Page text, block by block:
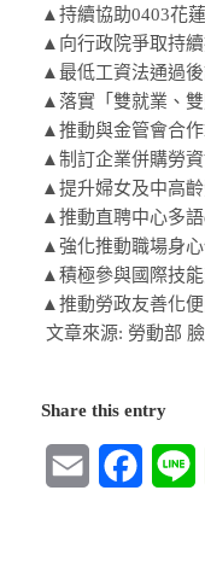
▲持續協助0403花
▲向行政院爭取持
▲最低工資法通過
▲落實「雙就業、
▲推動與金管會合
▲制訂企業併購勞資
▲提升婦女及中高
▲推動直聘中心多
▲強化推動職場身
▲積極參與國際技
▲推動勞政友善化
文章來源: 勞動部
Share this entry
Email